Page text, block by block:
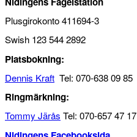
Plusgirokonto 411694-3
Swish 123 544 2892
Platsbokning:
Dennis Kraft Tel: 070-638 09 85
Ringmärkning:
Tommy Järås Tel: 070-657 47 17